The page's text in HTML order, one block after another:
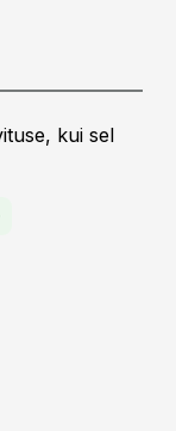
kui sel